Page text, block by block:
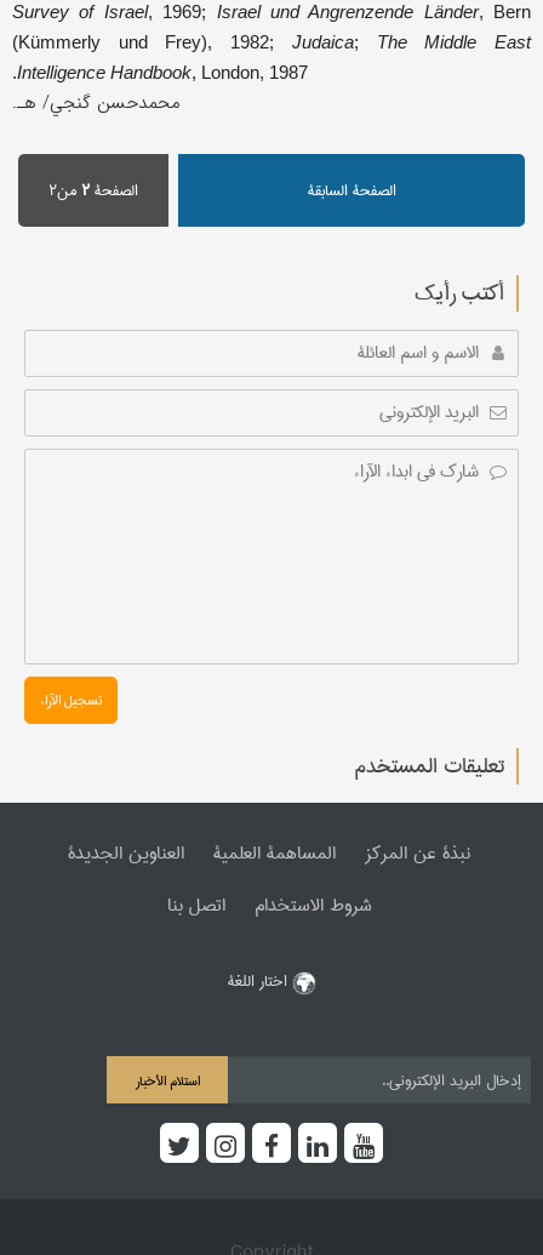
Survey of Israel, 1969; Israel und Angrenzende Länder, Bern
(Kümmerly und Frey), 1982; Judaica; The Middle East
Intelligence Handbook, London, 1987.
محمدحسن گنجي/ هـ.
الصفحة السابقة الصفحة۲من۲
أکتب رأیك
تسجیل الآراء
تعليقات المستخدم
نبذة عن المرکز المساهمة العلمیة
العناوین الجدیدة
شروط الاستخدام
اتصل بنا
اختار اللغة
استلام الأخبار